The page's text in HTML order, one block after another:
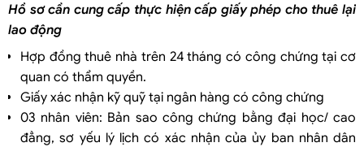
Hồ sơ cần cung cấp thực hiện cấp giấy phép cho thuê lại
lao động
Hợp đồng thuê nhà trên 24 tháng có công chứng tại cơ
quan có thẩm quyền.
Giấy xác nhận kỹ quỹ tại ngân hàng có công chứng
03 nhân viên: Bản sao công chứng bằng đại học/ cao
đẳng, sơ yếu lý lịch có xác nhận của ủy ban nhân dân